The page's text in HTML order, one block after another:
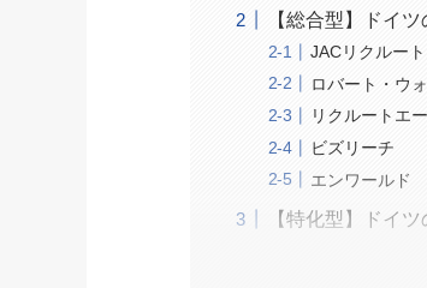
【総合型】ドイ
JACリクルー
ロバート・ウ
リクルートエ
ビズリーチ
エンワールド
【特化型】ドイ